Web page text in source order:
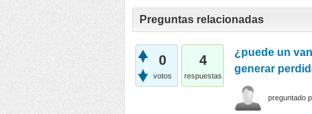
Preguntas relacionadas
0
votos
4
respuestas
¿puede un
generar
preguntado